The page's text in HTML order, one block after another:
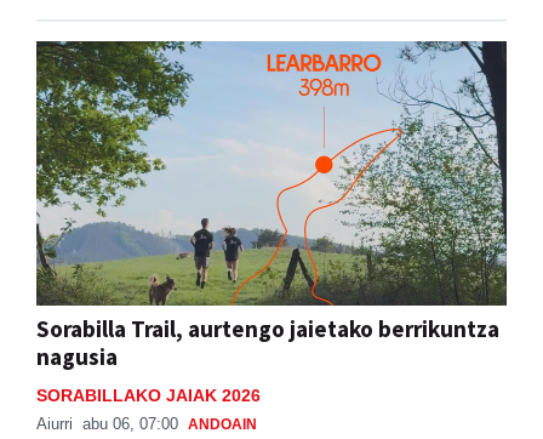
Sorabilla Trail, aurtengo jaietako berrikuntza
nagusia
SORABILLAKO JAIAK 2026
Aiurri abu 06, 07:00 ANDOAIN